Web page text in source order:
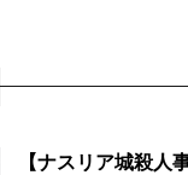
【ナスリア城殺人